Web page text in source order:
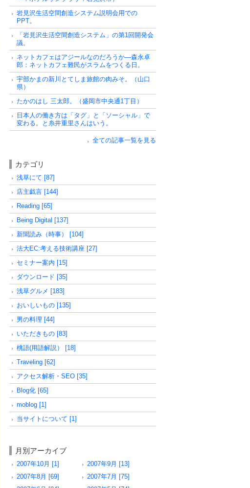
岩見沢生活空間創造システム説明会用での
PPT。
「岩見沢生活空間創造システム」の第1回開発会
議。
ネットカフェはアジールなのだろうか―森永卓
郎：ネットカフェ難民がスラムをつくる日。
宇部かまの新川とてしま旅館の肉みそ。（山口
県）
たかのはし 三太郎。（盛岡市中央通1丁目）
日本人の働き方は「タグ」と「ソーシャル」で
変わる。と糸井重里さんはいう。
全ての記事一覧を見る
カテゴリ
浅草にて [87]
店主戯言 [144]
Reading [65]
Being Digital [137]
新聞読み（時事） [104]
法大EC:考える技術講座 [27]
セミナー案内 [15]
ダウンロード [35]
浅草グルメ [183]
おいしいもの [135]
男の料理 [44]
いただきもの [83]
桃語(用語解説） [18]
Traveling [62]
アクセス解析・SEO [35]
Blog化 [65]
moblog [1]
当サイトについて [1]
月別アーカイブ
2007年10月 [1]
2007年9月 [13]
2007年8月 [69]
2007年7月 [75]